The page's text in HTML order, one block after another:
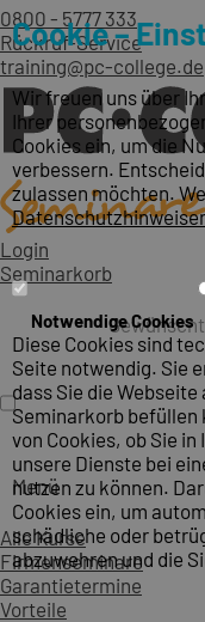
0800 - 5777 333
Rückruf-Service
training@pc-college.de
Login
Seminarkorb
Menü
Alle Kurse
Firmenseminare
Garantietermine
Vorteile
Cookie –
Wir freuen uns über
Ihrer
Cookies ein, um die
verbessern.
zulassen möchten.
Notwendige Cookies
Diese Cookies sind
Seite notwendig. Sie
dass Sie die
Seminarkorb befüllen
von Cookies, ob Sie
unsere Dienste bei
nutzen zu können.
Cookies ein, um
schädliche oder
abzuwehren und die